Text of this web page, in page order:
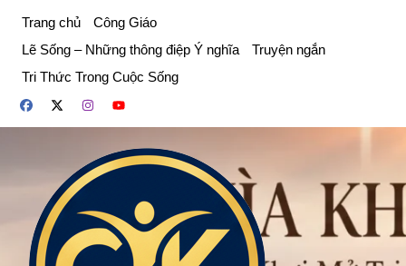
phần
dung
Trang chủ
Công Giáo
Lẽ Sống – Những thông điệp Ý nghĩa
Truyện ngắn
Tri Thức Trong Cuộc Sống